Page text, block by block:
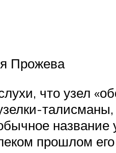
Прожева
что узел
название
прошлом